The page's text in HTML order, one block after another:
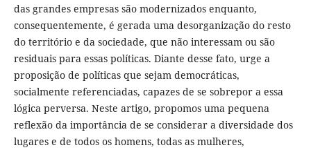
das grandes empresas são modernizados enquanto,
consequentemente, é gerada uma desorganização do resto
do território e da sociedade, que não interessam ou são
residuais para essas políticas. Diante desse fato, urge a
proposição de políticas que sejam democráticas,
socialmente referenciadas, capazes de se sobrepor a essa
lógica perversa. Neste artigo, propomos uma pequena
reflexão da importância de se considerar a diversidade dos
lugares e de todos os homens, todas as mulheres,